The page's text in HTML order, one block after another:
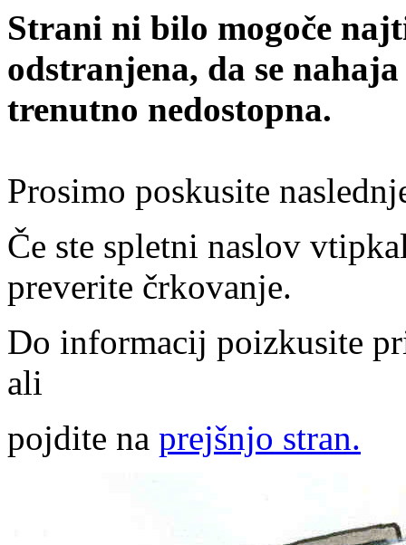
Strani ni bilo mogoče
odstranjena, da se
trenutno nedostopna.
Prosimo poskusite
Če ste spletni naslov
preverite črkovanje.
Do informacij poizkusite
ali
pojdite na prejšnjo stran.